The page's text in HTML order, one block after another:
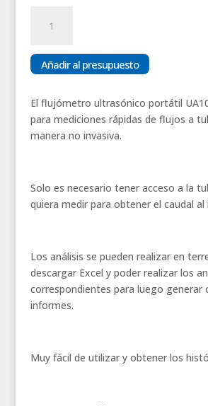
Ultrasónico
UA108P
cantidad
Añadir al presupuesto
El flujómetro ultrasónico portátil
para mediciones rápidas de flujos a
manera no invasiva.
Solo es necesario tener acceso a la
quiera medir para obtener el caudal al
Los análisis se pueden realizar en
descargar Excel y poder realizar los
correspondientes para luego generar
informes.
Muy fácil de utilizar y obtener los